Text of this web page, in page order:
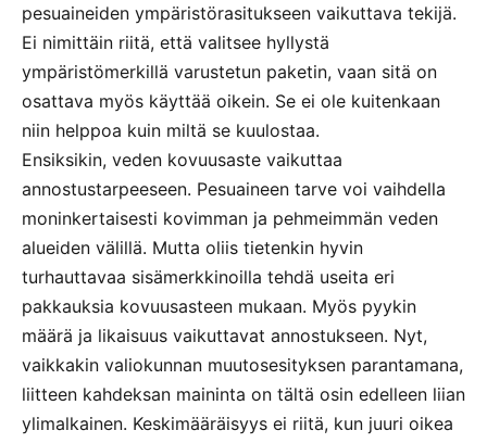
pesuaineiden ympäristörasitukseen vaikuttava tekijä.
Ei nimittäin riitä, että valitsee hyllystä
ympäristömerkillä varustetun paketin, vaan sitä on
osattava myös käyttää oikein. Se ei ole kuitenkaan
niin helppoa kuin miltä se kuulostaa.
Ensiksikin, veden kovuusaste vaikuttaa
annostustarpeeseen. Pesuaineen tarve voi vaihdella
moninkertaisesti kovimman ja pehmeimmän veden
alueiden välillä. Mutta oliis tietenkin hyvin
turhauttavaa sisämerkkinoilla tehdä useita eri
pakkauksia kovuusasteen mukaan. Myös pyykin
määrä ja likaisuus vaikuttavat annostukseen. Nyt,
vaikkakin valiokunnan muutosesityksen parantamana,
liitteen kahdeksan maininta on tältä osin edelleen liian
ylimalkainen. Keskimääräisyys ei riitä, kun juuri oikea